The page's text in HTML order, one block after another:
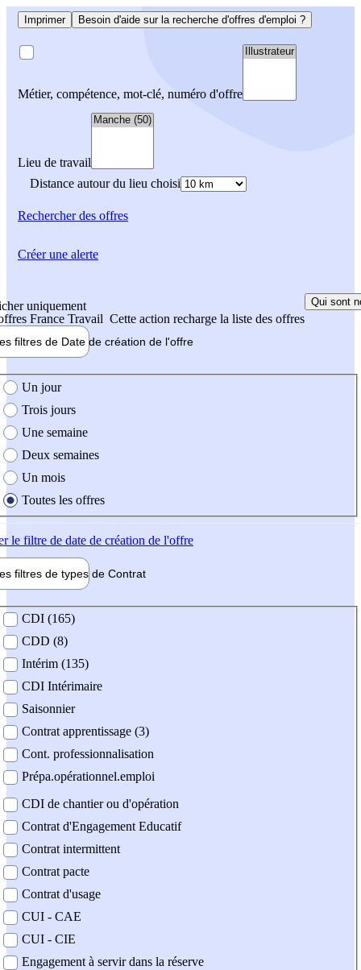
Imprimer Besoin d'aide sur la recherche d'offres d'emploi ?
Métier, compétence, mot-clé, numéro d'offre
Lieu de travail
Distance autour du lieu choisi
Rechercherdes offres
uniquement
France Travail Cette action recharge la liste des offres
Qui sont
filtres de Date de création de l'offre
création de l'offre
Un jour
Trois jours
Une semaine
Deux semaines
Un mois
Toutes les offres
le filtre de date de création de l'offre
filtres de types de Contrat
contrat
CDI (165)
CDD (8)
Intérim (135)
CDI Intérimaire
Saisonnier
Contrat apprentissage (3)
Cont. professionnalisation
Prépa.opérationnel.emploi
CDI de chantier ou d'opération
Contrat d'Engagement Educatif
Contrat intermittent
Contrat pacte
Contrat d'usage
CUI - CAE
CUI - CIE
Engagement à servir dans la réserve
Créer une alerte